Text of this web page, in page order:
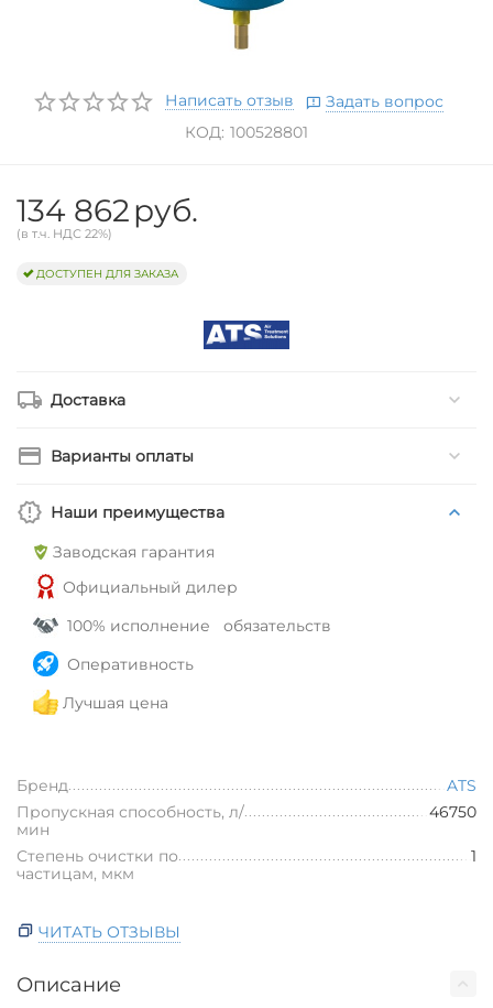
Написать отзыв
Задать вопрос
КОД: 100528801
134 862руб.
(в т.ч. НДС 22%)
ДОСТУПЕН ДЛЯ ЗАКАЗА
Доставка
Варианты оплаты
Наши преимущества
Заводская гарантия
Официальный дилер
100% исполнение обязательств
Оперативность
Лучшая цена
Бренд
ATS
Пропускная способность, л/
мин
46750
Степень очистки по
частицам, мкм
1
ЧИТАТЬ ОТЗЫВЫ
Описание